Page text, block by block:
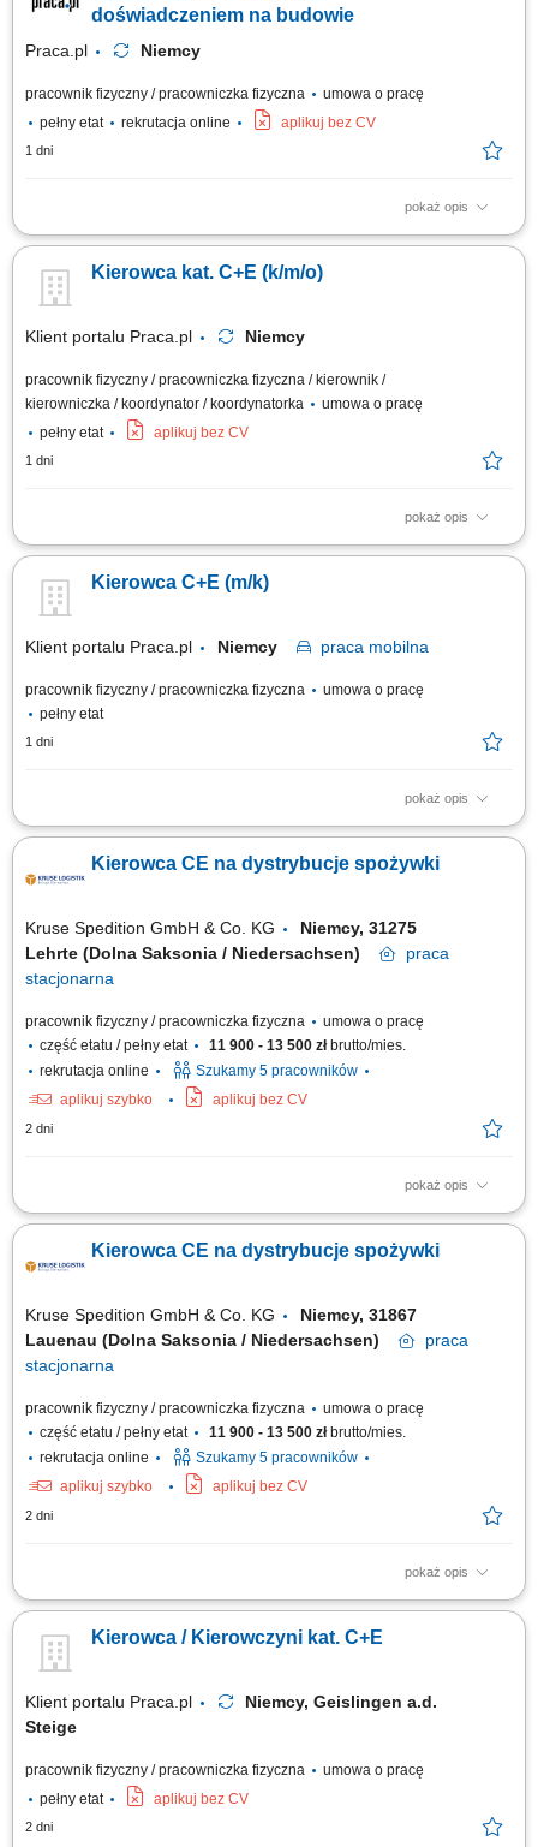
prawidłowe zabezpieczenie ładunku przed drogą. Aktywny udział w
doświadczeniem na budowie
Praca.pl Niemcy
pracownik fizyczny / pracowniczka fizyczna
umowa o pracę
pełny etat
rekrutacja online aplikuj bez CV
1 dni
pokaż opis
Opis stanowiska Sprawna obsługa transportowa niemieckich projektów
Współpraca z brygadą na budowie przy operacjach załadunkowych oraz
bieżących pracach terenowych; Optymalne planowanie krótkich tras
Kierowca kat. C+E (k/m/o)
Klient portalu Praca.pl Niemcy
pracownik fizyczny / pracowniczka fizyczna / kierownik /
kierowniczka / koordynator / koordynatorka
umowa o pracę
pełny etat
aplikuj bez CV
1 dni
pokaż opis
Prowadzenie pojazdów ciężarowych o DMC pow. 3,5 t z
budowlanych. Transport gabarytów, maszyn budowlanych oraz
elementów konstrukcyjnych pomiędzy lokalizacjami wykonawczymi.
Kierowca C+E (m/k)
Klient portalu Praca.pl Niemcy praca mobilna
pracownik fizyczny / pracowniczka fizyczna
umowa o pracę
pełny etat
1 dni
pokaż opis
Sprawne prowadzenie zestawu ciężarowego (ciągnik + naczepa
przewozów w oparciu o dzienne godziny jazdy bez konieczności ciągłej
pracy w nocnych porach. Prowadzenie ekologicznych, maksymalnie
Kierowca CE na dystrybucje spożywki
Kruse Spedition GmbH & Co. KG
Niemcy, 31275
Lehrte (Dolna Saksonia / Niedersachsen)
praca
stacjonarna
pracownik fizyczny / pracowniczka fizyczna
umowa o pracę
część etatu / pełny etat
11 900 - 13 500 złbrutto/mies.
rekrutacja online
Szukamy 5 pracowników
aplikuj szybko
aplikuj bez CV
2 dni
pokaż opis
KOGO POSZUKUJEMY? Kierowcy z mocnymi podstawami języka
świadectwo kwalifikacji zawodowej kierowcy (kod 95) na dystrybucje
żywności w systemie zmianowym w 31275 Lehrte / Niemcy w systemie
Kierowca CE na dystrybucje spożywki
Kruse Spedition GmbH & Co. KG
Niemcy, 31867
Lauenau (Dolna Saksonia / Niedersachsen)
praca
stacjonarna
pracownik fizyczny / pracowniczka fizyczna
umowa o pracę
część etatu / pełny etat
11 900 - 13 500 złbrutto/mies.
rekrutacja online
Szukamy 5 pracowników
aplikuj szybko
aplikuj bez CV
2 dni
pokaż opis
KOGO POSZUKUJEMY? Kierowcy z mocnymi podstawami języka
świadectwo kwalifikacji zawodowej kierowcy (kod 95) na dystrybucje
żywności w systemie zmianowym w 31275 Lehrte / Niemcy w systemie
Kierowca / Kierowczyni kat. C+E
Klient portalu Praca.pl
Niemcy, Geislingen a.d.
Steige
pracownik fizyczny / pracowniczka fizyczna
umowa o pracę
pełny etat
aplikuj bez CV
2 dni